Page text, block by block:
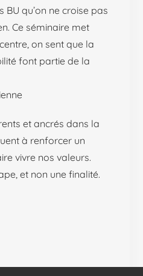
BU qu’on ne croise pas
Ce séminaire met
on sent que la
font partie de la
et ancrés dans la
à renforcer un
vivre nos valeurs.
et non une finalité.